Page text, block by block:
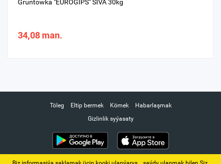
Gruntowka "EUROGIPS" SIVA 30kg
34,08 man.
Töleg Eltip bermek Kömek
Habarlaşmak
Gizlinlik syýasaty